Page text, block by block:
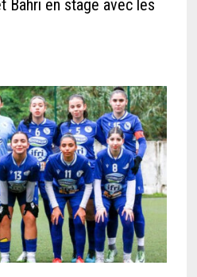
Bahri en stage avec les